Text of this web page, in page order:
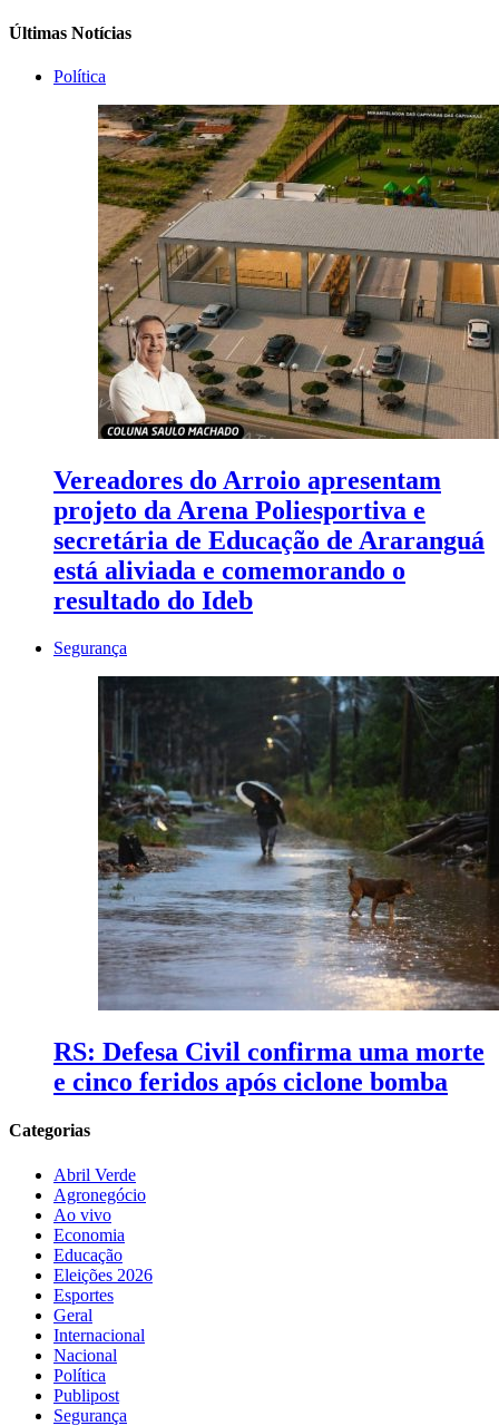
Últimas Notícias
Política
Vereadores do Arroio apresentam
projeto da Arena Poliesportiva e
secretária de Educação de Araranguá
está aliviada e comemorando o
resultado do Ideb
Segurança
RS: Defesa Civil confirma uma morte
e cinco feridos após ciclone bomba
Categorias
Abril Verde
Agronegócio
Ao vivo
Economia
Educação
Eleições 2026
Esportes
Geral
Internacional
Nacional
Política
Publipost
Segurança